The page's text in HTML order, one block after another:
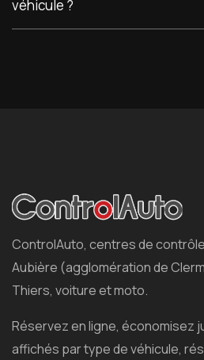
véhicule ?
ControlAuto, centres de
Aubière (agglomération de
Thiers, voiture et moto.
Réservez en ligne, économisez
affichés par type de véhicule,